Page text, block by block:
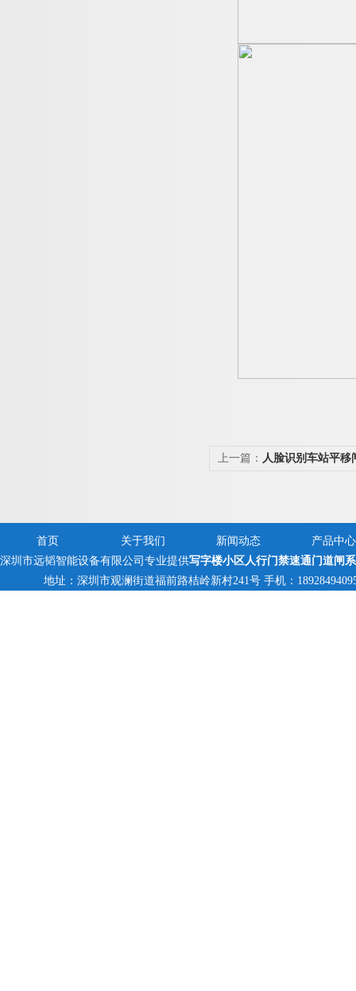
上一篇： 人脸识别车站平移
首页 关于我们 新闻动态
产品中心
深圳市远韬智能设备有限公司专业提供写字楼小区人行门禁速通门道闸
地址：深圳市观澜街道福前路桔岭新村241号 手机：